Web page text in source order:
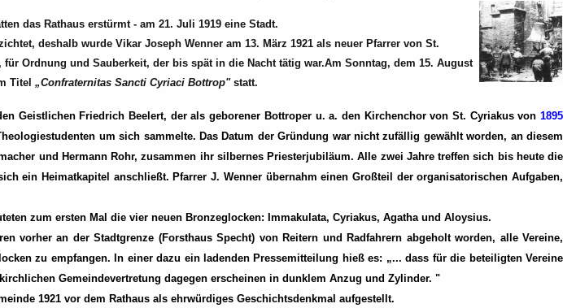
das Rathaus erstürmt - am 21. Juli 1919 eine Stadt.
deshalb wurde Vikar Joseph Wenner am 13. März 1921 als neuer Pfarrer von St.
Ordnung und Sauberkeit, der bis spät in die Nacht tätig war.Am Sonntag, dem 15. August
Titel „Confraternitas Sancti Cyriaci Bottrop" statt.
Geistlichen Friedrich Beelert, der als geborener Bottroper u. a. den Kirchenchor von St. Cyriakus von 1895
um sich sammelte. Das Datum der Gründung war nicht zufällig gewählt worden, an diesem
und Hermann Rohr, zusammen ihr silbernes Priesterjubiläum. Alle zwei Jahre treffen sich bis heute die
ein Heimatkapitel anschließt. Pfarrer J. Wenner übernahm einen Großteil der organisatorischen Aufgaben,
zum ersten Mal die vier neuen Bronzeglocken: Immakulata, Cyriakus, Agatha und Aloysius.
vorher an der Stadtgrenze (Forsthaus Specht) von Reitern und Radfahrern abgeholt worden, alle Vereine,
zu empfangen. In einer dazu ein ladenden Pressemitteilung hieß es: „... dass für die beteiligten Vereine
Gemeindevertretung dagegen erscheinen in dunklem Anzug und Zylinder. "
1921 vor dem Rathaus als ehrwürdiges Geschichtsdenkmal aufgestellt.